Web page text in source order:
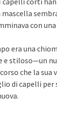
mascella
con
era una
e stiloso—un
che la sua
di capelli per